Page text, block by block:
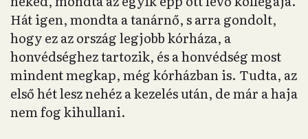
Hát igen, mondta a tanárnő, s arra gondolt,
hogy ez az ország legjobb kórháza, a
honvédséghez tartozik, és a honvédség most
mindent megkap, még kórházban is. Tudta, az
első hét lesz nehéz a kezelés után, de már a haja
nem fog kihullani.